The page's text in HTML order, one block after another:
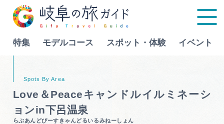
特集 モデルコース スポット・体験 イベント
特集
Language
Love＆Peaceキャンドルイルミネーシ
ョンin下呂温泉
らぶあんどぴーすきゃんどるいるみねーしょん